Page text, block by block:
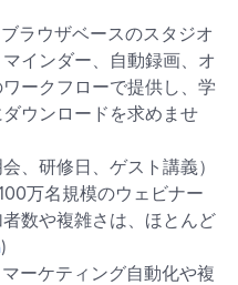
ラウザベースのスタジオ
インダー、自動録画、オ
ークフローで提供し、学
ウンロードを求めませ
、研修日、ゲスト講義）
万名規模のウェビナー
数や複雑さは、ほとんど
)
ーケティング自動化や複